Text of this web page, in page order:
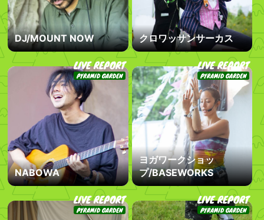
DJ/MOUNT NOW クロワッサンサーカス
LIVE REPORT
PYRAMID GARDEN
NABOWA
LIVE REPORT
PYRAMID GARDEN
ヨガワークショッ
プ/BASEWORKS
LIVE REPORT
PYRAMID GARDEN
LIVE REPORT
PYRAMID GARDEN